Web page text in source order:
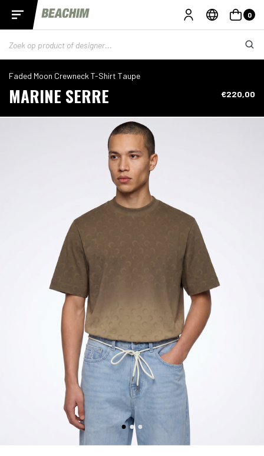
0
Faded Moon Crewneck T-Shirt Taupe
MARINE SERRE €220,00